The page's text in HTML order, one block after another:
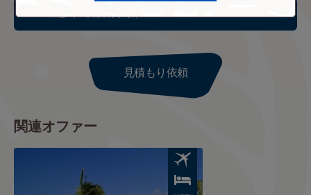
見積もり依頼
関連オファー